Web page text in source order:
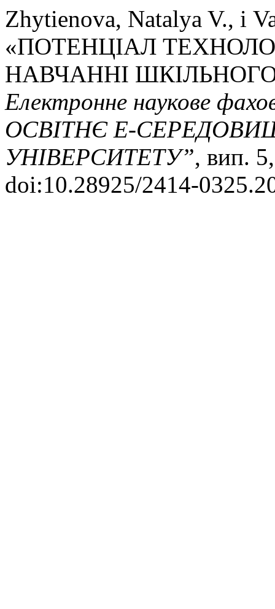
Zhytienova, Natalya V., і
«ПОТЕНЦІАЛ
НАВЧАННІ
Електронне наукове
ОСВІТНЄ Е-
УНІВЕРСИТЕТУ”, вип.
doi:10.28925/2414-